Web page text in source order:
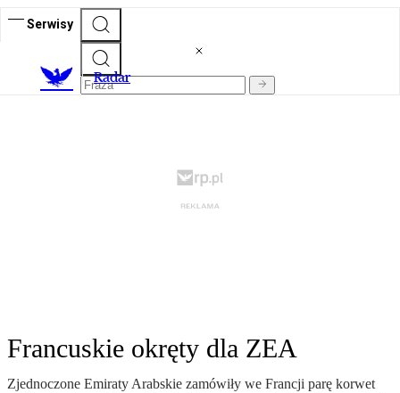
Serwisy
Radar
Francuskie okręty dla ZEA
Zjednoczone Emiraty Arabskie zamówiły we Francji parę korwet